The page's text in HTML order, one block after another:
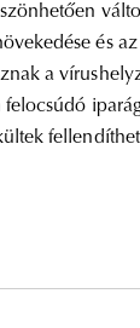
és
a